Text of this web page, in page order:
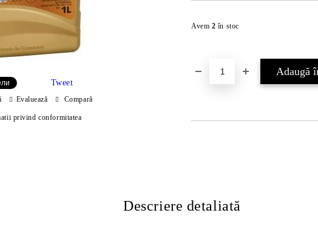
Avem 2 în stoc
Tweet
Evaluează Compară
privind conformitatea
Descriere detaliată